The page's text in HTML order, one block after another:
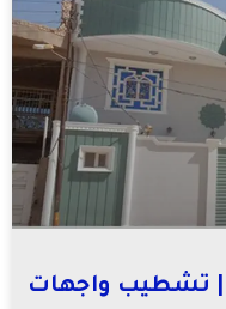
| تشطيب واجهات